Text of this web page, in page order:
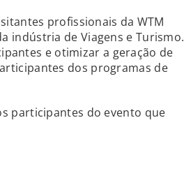
profissionais da WTM
indústria de Viagens e Turismo.
e otimizar a geração de
dos programas de
participantes do evento que